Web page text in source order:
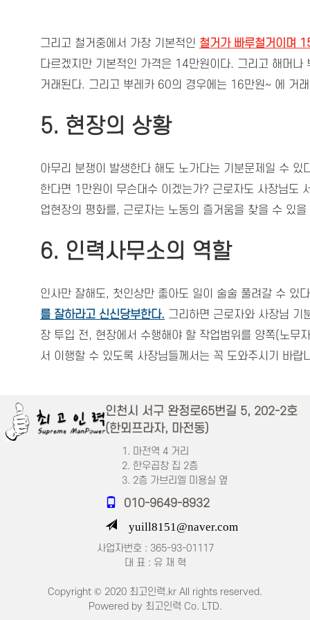
그리고 철거중에서 가장 기본적인 철거가 빠루철거이며
다르겠지만 기본적인 가격은 14만원이다. 그리고 해머
거래된다. 그리고 뿌레카 60의 경우에는 16만원~ 에 거
5. 현장의 상황
아무리 분쟁이 발생한다 해도 노가다는 기분문제일 수
한다면 1만원이 무슨대수 이겠는가? 근로자도 사장님도
업현장의 평화를, 근로자는 노동의 즐거움을 찾을 수 있을
6. 인력사무소의 역할
인사만 잘해도, 첫인상만 좋아도 일이 술술 풀려갈 수 있
를 잘하라고 신신당부한다. 그리하면 근로자와 사장님
장 투입 전, 현장에서 수행해야 할 작업범위를 양쪽(노무
서 이행할 수 있도록 사장님들께서는 꼭 도와주시기 바랍
인천시 서구 완정로65번길 5, 202-2호
(한뫼프라자, 마전동)
마전역 4 거리
한우곱창 집 2층
2층 가브리엘 미용실 옆
010-9649-8932
yuill8151@naver.com
사업자번호 : 365-93-01117
대 표 : 유 재 혁
Copyright © 2020 최고인력.kr All rights reserved.
Powered by 최고인력 Co. LTD.